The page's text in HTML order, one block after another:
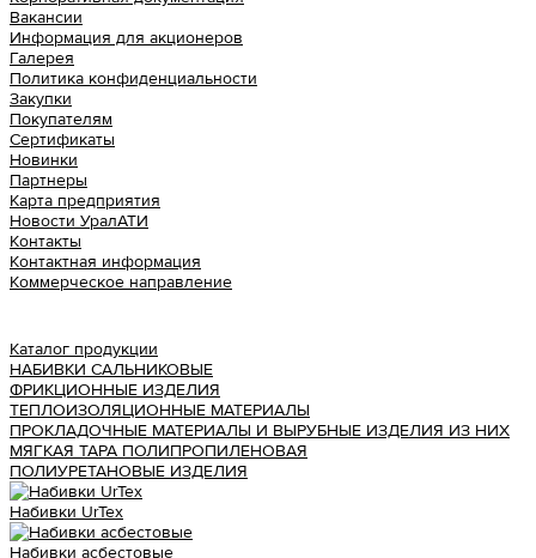
Вакансии
Информация для акционеров
Галерея
Политика конфиденциальности
Закупки
Покупателям
Сертификаты
Новинки
Партнеры
Карта предприятия
Новости УралАТИ
Контакты
Контактная информация
Коммерческое направление
Каталог продукции
НАБИВКИ САЛЬНИКОВЫЕ
ФРИКЦИОННЫЕ ИЗДЕЛИЯ
ТЕПЛОИЗОЛЯЦИОННЫЕ МАТЕРИАЛЫ
ПРОКЛАДОЧНЫЕ МАТЕРИАЛЫ И ВЫРУБНЫЕ ИЗДЕЛИЯ ИЗ НИХ
МЯГКАЯ ТАРА ПОЛИПРОПИЛЕНОВАЯ
ПОЛИУРЕТАНОВЫЕ ИЗДЕЛИЯ
Набивки UrTex
Набивки асбестовые